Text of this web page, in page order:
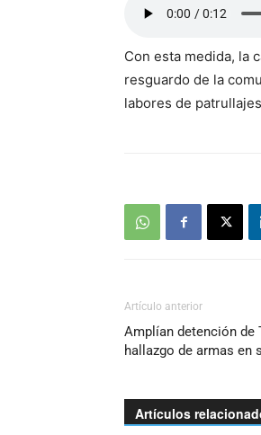
Con esta medida, la
resguardo de la
labores de
Artículo anterior
Amplían detención de
hallazgo de armas en
Artículos